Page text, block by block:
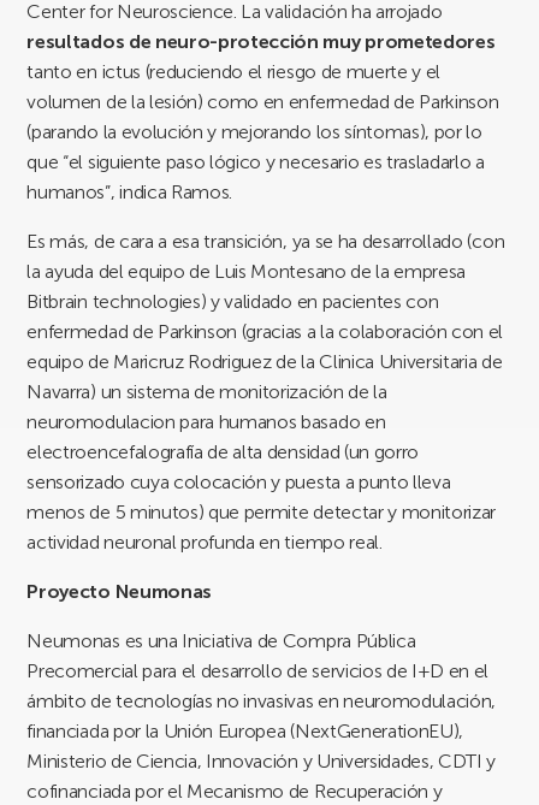
Center for Neuroscience. La validación ha arrojado
resultados de neuro-protección muy prometedores
tanto en ictus (reduciendo el riesgo de muerte y el
volumen de la lesión) como en enfermedad de Parkinson
(parando la evolución y mejorando los síntomas), por lo
que “el siguiente paso lógico y necesario es trasladarlo a
humanos”, indica Ramos.
Es más, de cara a esa transición, ya se ha desarrollado (con
la ayuda del equipo de Luis Montesano de la empresa
Bitbrain technologies) y validado en pacientes con
enfermedad de Parkinson (gracias a la colaboración con el
equipo de Maricruz Rodriguez de la Clinica Universitaria de
Navarra) un sistema de monitorización de la
neuromodulacion para humanos basado en
electroencefalografía de alta densidad (un gorro
sensorizado cuya colocación y puesta a punto lleva
menos de 5 minutos) que permite detectar y monitorizar
actividad neuronal profunda en tiempo real.
Proyecto Neumonas
Neumonas es una Iniciativa de Compra Pública
Precomercial para el desarrollo de servicios de I+D en el
ámbito de tecnologías no invasivas en neuromodulación,
financiada por la Unión Europea (NextGenerationEU),
Ministerio de Ciencia, Innovación y Universidades, CDTI y
cofinanciada por el Mecanismo de Recuperación y